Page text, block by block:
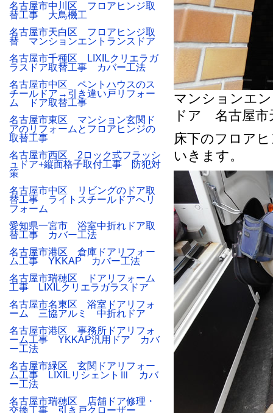
マンションエ
ドア 名古屋市
床下のフロア
いきます。
名古屋市中川区 フロアヒンジ取
替工事 大鳥機工
名古屋市天白区 フロアヒンジ取
替 マンションエントランスドア
名古屋市千種区 LIXILクリエラガ
ラスドア取替工事 カバー工法
名古屋市中区 ペントハウスのス
チールドア→引き違い戸リフォー
ム ドア取替工事
名古屋市東区 マンション玄関ド
アのリフォームとフロアヒンジの
取替工事
名古屋市西区 2ロック式フラッシ
ュドア+縦面格子取付工事 防犯対
策
名古屋市中区 リビングのドア取
替工事 ライトスチールドアへリ
フォーム
愛知県一宮市 浴室中折れドア取
替工事 カバー工法
名古屋市港区 倉庫ドアリフォー
ム工事 YKKAP カバー工法
名古屋市瑞穂区 ドアリフォーム
工事 LIXILクリエラガラスドア
名古屋市名東区 浴室ドアリフォ
ーム 三協アルミ 中折れドア
名古屋市港区 事務所ドアリフォ
ーム工事 YKKAP汎用ドア カバ
ー工法
名古屋市緑区 玄関ドアリフォー
ム工事 LIXILリシェントⅢ カバ
ー工法
名古屋市瑞穂区 店舗ドア修理・
交換工事 引き戸クローザー